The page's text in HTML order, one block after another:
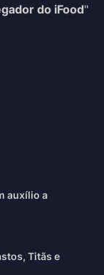
do iFood"
auxílio a
Titãs e